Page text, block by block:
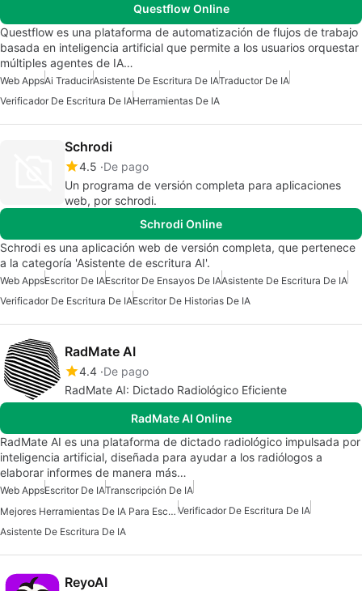
Questflow Online
Questflow es una plataforma de automatización de flujos de trabajo
basada en inteligencia artificial que permite a los usuarios orquestar
múltiples agentes de IA…
Web AppsAi TraducirAsistente De Escritura De IATraductor De IA
Verificador De Escritura De IAHerramientas De IA
Schrodi
4.5 De pago
Un programa de versión completa para aplicaciones
web, por schrodi.
Schrodi Online
Schrodi es una aplicación web de versión completa, que pertenece
a la categoría 'Asistente de escritura AI'.
Web AppsEscritor De IAEscritor De Ensayos De IAAsistente De Escritura De IA
Verificador De Escritura De IAEscritor De Historias De IA
RadMate AI
4.4 De pago
RadMate AI: Dictado Radiológico Eficiente
RadMate AI Online
RadMate AI es una plataforma de dictado radiológico impulsada por
inteligencia artificial, diseñada para ayudar a los radiólogos a
elaborar informes de manera más…
Web AppsEscritor De IATranscripción De IA
Mejores Herramientas De IA Para Escritores Verificador De Escritura De IA
Asistente De Escritura De IA
ReyoAI